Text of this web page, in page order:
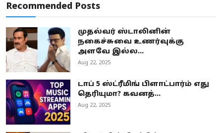
Recommended Posts
முதல்வர் ஸ்டாலினின்
நகைச்சுவை உணர்வுக்கு
அளவே இல்ல...
Aug 22, 2025
டாப் 5 ஸ்ட்ரீமிங் பிளாட்பார்ம் எது
தெரியுமா? கவனத்...
Aug 22, 2025